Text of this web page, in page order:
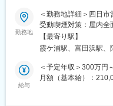
■職務内容：
担当エリアのお客様
箱）や健康食品の提案
※既に、取引のあるお
＜仕事の流れ＞
勤務地
＜勤務地詳細＞四日
受動喫煙対策：屋内全
【最寄り駅】
霞ケ浦駅、富田浜駅、
給与
＜予定年収＞300万円
月額（基本給）：